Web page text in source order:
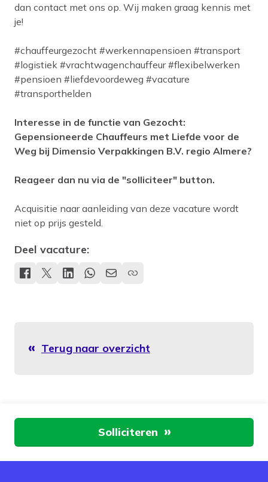
dan contact met ons op. Wij maken graag kennis met
je!
#chauffeurgezocht #werkennapensioen #transport
#logistiek #vrachtwagenchauffeur #flexibelwerken
#pensioen #liefdevoordeweg #vacature
#transporthelden
Interesse in de functie van Gezocht:
Gepensioneerde Chauffeurs met Liefde voor de
Weg bij Dimensio Verpakkingen B.V. regio Almere?
Reageer dan nu via de "solliciteer" button.
Acquisitie naar aanleiding van deze vacature wordt
niet op prijs gesteld.
Deel vacature:
Terug naar overzicht
Aan de slagSolliciteren